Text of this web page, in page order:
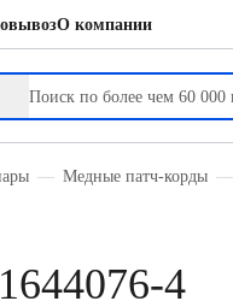
О компании
Медные патч-корды
4